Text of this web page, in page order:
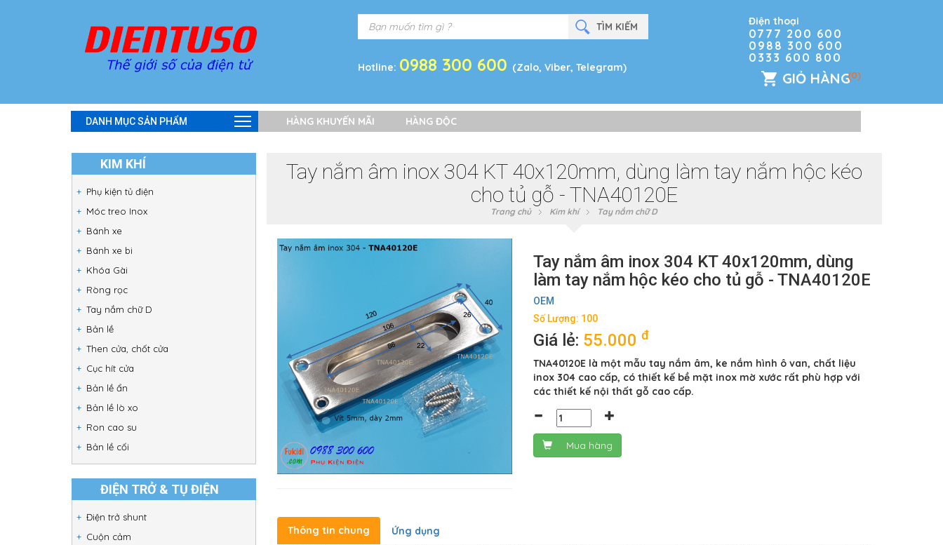
Hotline: 0988 300 600 (Zalo, Viber, Telegram)
Điện thoại
0777 200 600
0988 300 600
0333 600 800
GIỎ HÀNG(0)
DANH MỤC SẢN PHẨM HÀNG KHUYẾN MÃI HÀNG ĐỘC
KIM KHÍ
Phụ kiện tủ điện
Móc treo Inox
Bánh xe
Bánh xe bi
Khóa Gài
Ròng rọc
Tay nắm chữ D
Bản lề
Then cửa, chốt cửa
Cục hít cửa
Bản lề ẩn
Bản lề lò xo
Ron cao su
Bản lề cối
ĐIỆN TRỞ & TỤ ĐIỆN
Điện trở shunt
Cuộn cảm
Tay nắm âm inox 304 KT 40x120mm, dùng làm tay nắm hộc kéo
cho tủ gỗ - TNA40120E
Trang chủ Kim khí Tay nắm chữ D
Tay nắm âm inox 304 KT 40x120mm, dùng
làm tay nắm hộc kéo cho tủ gỗ - TNA40120E
OEM
Số Lượng: 100
Giá lẻ: 55.000đ
TNA40120E là một mẫu tay nắm âm, ke nắm hình ô van, chất liệu
inox 304 cao cấp, có thiết kế bề mặt inox mờ xước rất phù hợp với
các thiết kế nội thất gỗ cao cấp.
Mua hàng
Thông tin chung
Ứng dụng